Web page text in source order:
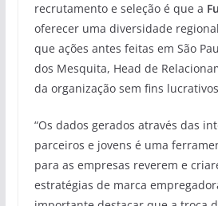
recrutamento e seleção é que a
oferecer uma diversidade
que ações antes feitas em São
dos Mesquita, Head de
da organização sem fins
“Os dados gerados através das
parceiros e jovens é uma
para as empresas reverem e
estratégias de marca